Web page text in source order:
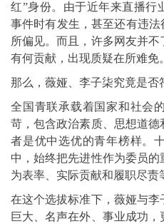
红”身份。由于近年来直播行
事件时有发生，甚至还有违
所偏见。而且，许多网友并不
有何贡献，出现质疑在所难免。
那么，薇娅、李子柒究竟是否
全国青联承载着国家和社会
苛，包含政治素质、思想道
者是优中选优的青年榜样。
中，始终把先进性作为委员
为表率、实际贡献和履职尽责
在这个选拔标准下，薇娅与
巨大、名声在外、事业成功